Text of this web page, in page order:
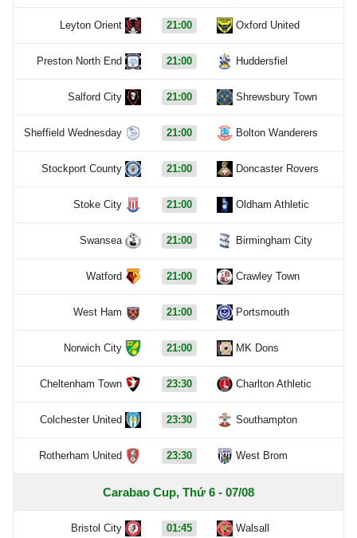
Leyton Orient 21:00 Oxford United
Preston North End 21:00 Huddersfiel
Salford City 21:00 Shrewsbury Town
Sheffield Wednesday 21:00 Bolton Wanderers
Stockport County 21:00 Doncaster Rovers
Stoke City 21:00 Oldham Athletic
Swansea 21:00 Birmingham City
Watford 21:00 Crawley Town
West Ham 21:00 Portsmouth
Norwich City 21:00 MK Dons
Cheltenham Town 23:30 Charlton Athletic
Colchester United 23:30 Southampton
Rotherham United 23:30 West Brom
Carabao Cup, Thứ 6 - 07/08
Bristol City 01:45 Walsall